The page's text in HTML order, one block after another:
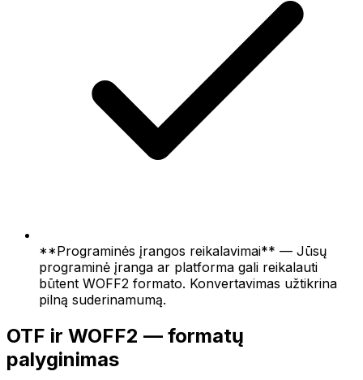
**Programinės įrangos reikalavimai** — Jūsų
programinė įranga ar platforma gali reikalauti
būtent WOFF2 formato. Konvertavimas užtikrina
pilną suderinamumą.
OTF ir WOFF2 — formatų
palyginimas